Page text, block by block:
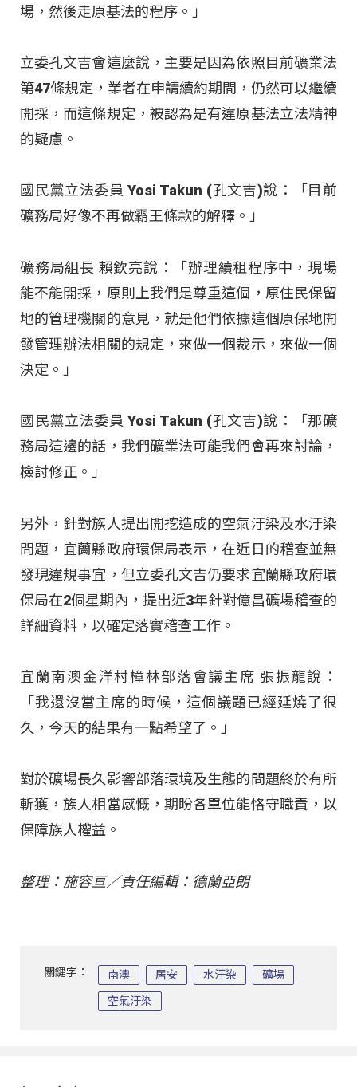
場，然後走原基法的程序。」
立委孔文吉會這麼說，主要是因為依照目前礦業法
第47條規定，業者在申請續約期間，仍然可以繼續
開採，而這條規定，被認為是有違原基法立法精神
的疑慮。
國民黨立法委員 Yosi Takun (孔文吉)說：「目前
礦務局好像不再做霸王條款的解釋。」
礦務局組長 賴欽亮說：「辦理續租程序中，現場
能不能開採，原則上我們是尊重這個，原住民保留
地的管理機關的意見，就是他們依據這個原保地開
發管理辦法相關的規定，來做一個裁示，來做一個
決定。」
國民黨立法委員 Yosi Takun (孔文吉)說：「那礦
務局這邊的話，我們礦業法可能我們會再來討論，
檢討修正。」
另外，針對族人提出開挖造成的空氣汙染及水汙染
問題，宜蘭縣政府環保局表示，在近日的稽查並無
發現違規事宜，但立委孔文吉仍要求宜蘭縣政府環
保局在2個星期內，提出近3年針對億昌礦場稽查的
詳細資料，以確定落實稽查工作。
宜蘭南澳金洋村樟林部落會議主席 張振龍說：
「我還沒當主席的時候，這個議題已經延燒了很
久，今天的結果有一點希望了。」
對於礦場長久影響部落環境及生態的問題終於有所
斬獲，族人相當感慨，期盼各單位能恪守職責，以
保障族人權益。
整理：施容亘／責任編輯：德蘭亞朗
關鍵字： 南澳 居安 水汙染 礦場
空氣汙染